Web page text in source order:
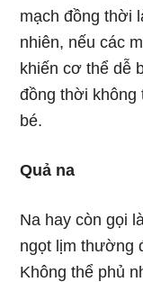
mạch đồng thời
nhiên, nếu các
khiến cơ thể dễ
đồng thời không
bé.
Quả na
Na hay còn gọi
ngọt lịm thường
Không thể phủ